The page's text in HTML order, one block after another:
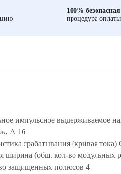
100% безопасная
процедура оплаты
импульсное выдерживаемое
А 16
срабатывания (кривая тока)
ширина (общ. кол-во модульных
защищенных полюсов 4